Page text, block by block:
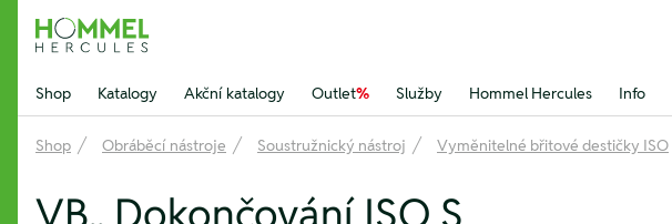
Hommel Hercules
Shop Katalogy Akční katalogy Outlet% Služby Hommel Hercules Info
Shop Obráběcí nástroje Soustružnický nástroj Vyměnitelné břitové destičky ISO